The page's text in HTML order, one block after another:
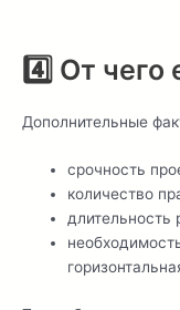
4️⃣ От
Дополнительные
срочность
количество
длительность